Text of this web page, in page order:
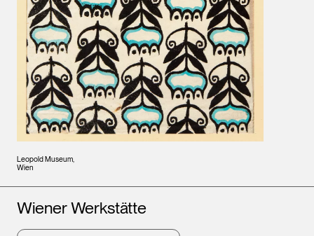
Leopold Museum,
Wien
Künstler*innen
Wiener Werkstätte